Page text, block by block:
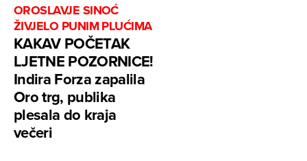
OROSLAVJE SINOĆ
ŽIVJELO PUNIM PLUĆIMA
KAKAV POČETAK
LJETNE POZORNICE!
Indira Forza zapalila
Oro trg, publika
plesala do kraja
večeri